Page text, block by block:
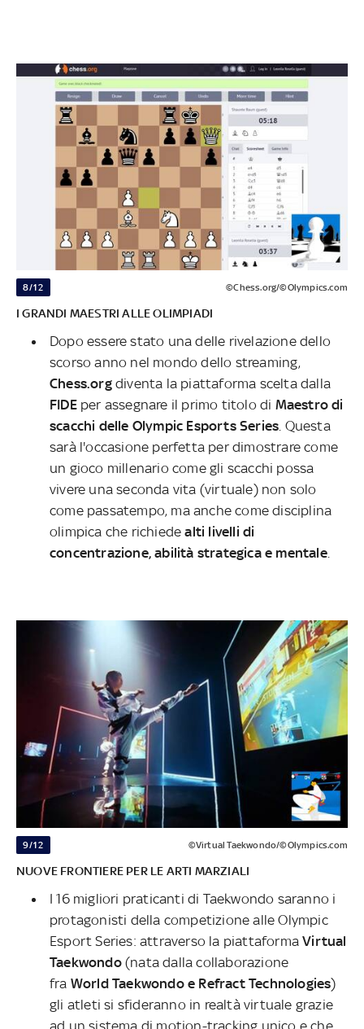
8/12 ©Chess.org/©Olympics.com
I GRANDI MAESTRI ALLE OLIMPIADI
Dopo essere stato una delle rivelazione dello
scorso anno nel mondo dello streaming,
Chess.orgdiventa la piattaforma scelta dalla
FIDE per assegnare il primo titolo di Maestro di
scacchi delle Olympic Esports Series. Questa
sarà l'occasione perfetta per dimostrare come
un gioco millenario come gli scacchi possa
vivere una seconda vita (virtuale) non solo
come passatempo, ma anche come disciplina
olimpica che richiedealti livelli di
concentrazione, abilità strategica e mentale.
9/12 ©Virtual Taekwondo/©Olympics.com
NUOVE FRONTIERE PER LE ARTI MARZIALI
I 16 migliori praticanti di Taekwondo saranno i
protagonisti della competizione alle Olympic
Esport Series: attraverso la piattaformaVirtual
Taekwondo(nata dalla collaborazione
fra World Taekwondo e Refract Technologies)
gli atleti si sfideranno in realtà virtuale grazie